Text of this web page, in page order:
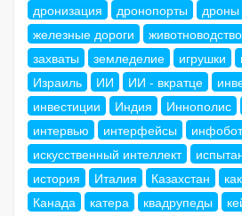
дронизация
дронопорты дроны
железные дороги
животноводство
захваты
земледелие игрушки
Израиль
ИИ ИИ - вкратце
инвестиции
Индия Иннополис
интервью
интерфейсы
искусственный интеллект
история
Италия Казахстан
Канада
катера квадрупеды